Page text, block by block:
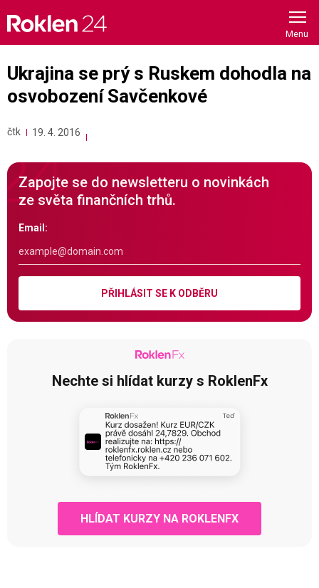
content
Ukrajina se prý s Ruskem dohodla na
osvobození Savčenkové
čtk 19. 4. 2016
Zapojte se do newsletteru o novinkách
ze světa finančních trhů.
Email:
PŘIHLÁSIT SE K ODBĚRU
Nechte si hlídat kurzy s RoklenFx
HLÍDAT KURZY NA ROKLENFX